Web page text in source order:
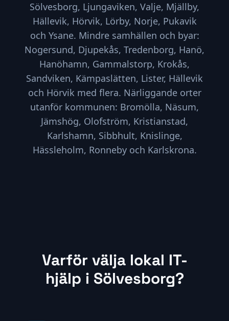
Sölvesborg, Ljungaviken, Valje, Mjällby,
Hällevik, Hörvik, Lörby, Norje, Pukavik
och Ysane. Mindre samhällen och byar:
Nogersund, Djupekås, Tredenborg, Hanö,
Hanöhamn, Gammalstorp, Krokås,
Sandviken, Kämpaslätten, Lister, Hällevik
och Hörvik med flera. Närliggande orter
utanför kommunen: Bromölla, Näsum,
Jämshög, Olofström, Kristianstad,
Karlshamn, Sibbhult, Knislinge,
Hässleholm, Ronneby och Karlskrona.
Varför välja lokal IT-
hjälp i Sölvesborg?